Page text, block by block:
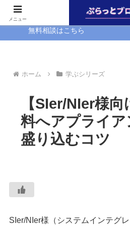
無料相談はこちら
ホーム 学ぶシリーズ
【SIer/NIer様
料へアプライア
盛り込むコツ
SIer/NIer様（システムインテグ
メニュー